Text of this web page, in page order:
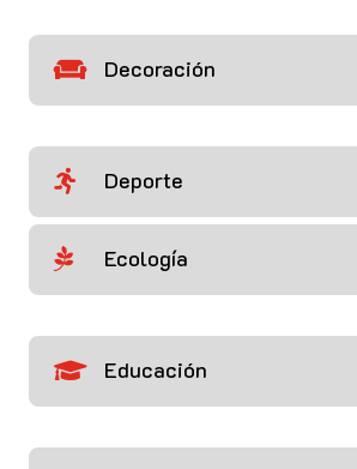
 Decoración
 Deporte
 Ecología
 Educación